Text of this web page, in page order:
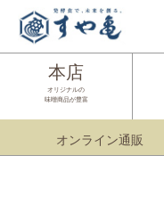
本店
オリジナルの
味噌商品が豊富
オンライン通販